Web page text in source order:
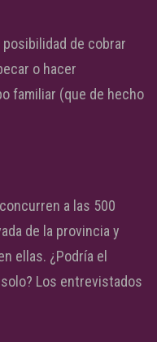
de cobrar
o hacer
familiar (que de hecho
a las 500
de la provincia y
ellas. ¿Podría el
Los entrevistados